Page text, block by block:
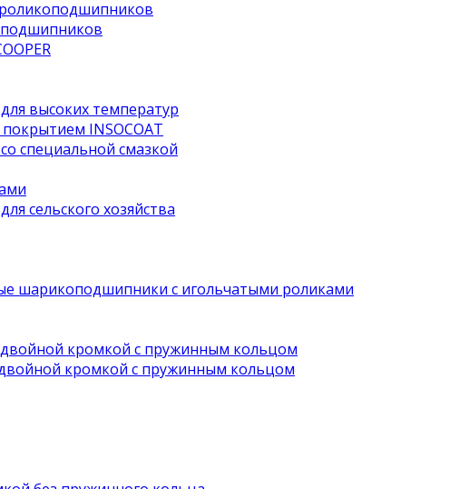
высоких температур
INSOCOAT
специальной смазкой
сельского хозяйства
шарикоподшипники с игольчатыми роликами
кромкой с пружинным кольцом
кромкой с пружинным кольцом